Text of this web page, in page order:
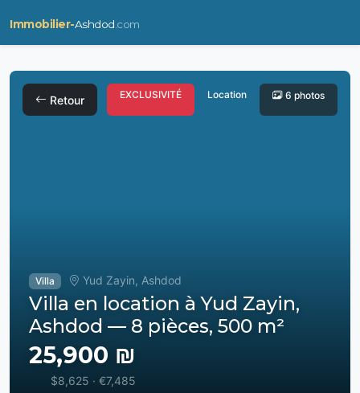
Immobilier-Ashdod .com
Retour EXCLUSIVITÉ Location 6 photos
Villa Yud Zayin, Ashdod
Villa en location à Yud Zayin,
Ashdod — 8 pièces, 500 m²
25,900 ₪
$8,625 · €7,485